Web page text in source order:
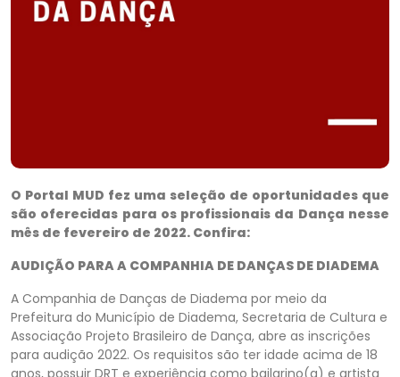
O Portal MUD fez uma seleção de oportunidades que
são oferecidas para os profissionais da Dança nesse
mês de fevereiro de 2022. Confira:
AUDIÇÃO PARA A COMPANHIA DE DANÇAS DE DIADEMA
A Companhia de Danças de Diadema por meio da
Prefeitura do Município de Diadema, Secretaria de Cultura e
Associação Projeto Brasileiro de Dança, abre as inscrições
para audição 2022. Os requisitos são ter idade acima de 18
anos, possuir DRT e experiência como bailarino(a) e artista